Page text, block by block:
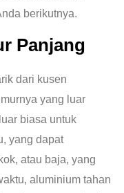
berikutnya.
Panjang
dari kusen
yang luar
biasa untuk
yang dapat
atau baja, yang
aluminium tahan